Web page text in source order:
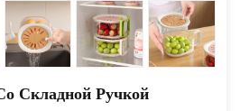
Складной Ручкой